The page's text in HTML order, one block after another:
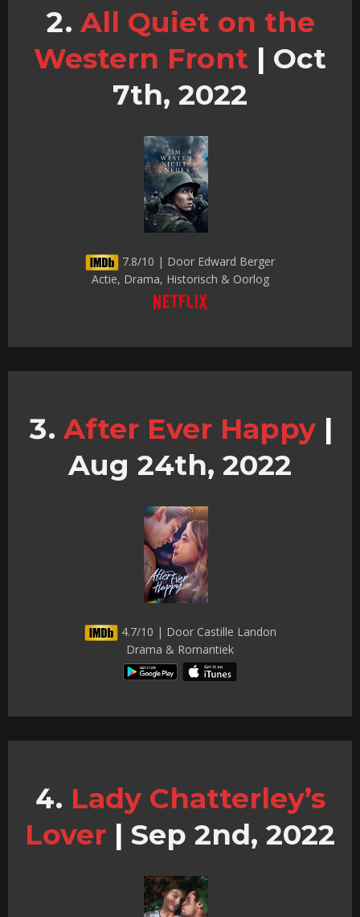
All Quiet on the
Western Front | Oct
7th, 2022
7.8/10 | Door Edward Berger
Actie, Drama, Historisch & Oorlog
After Ever Happy |
Aug 24th, 2022
4.7/10 | Door Castille Landon
Drama & Romantiek
Lady Chatterley’s
Lover | Sep 2nd, 2022